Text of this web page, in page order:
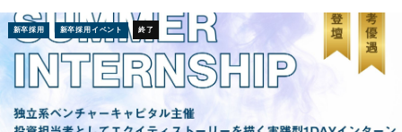
新卒採用 新卒採用イベント 終了